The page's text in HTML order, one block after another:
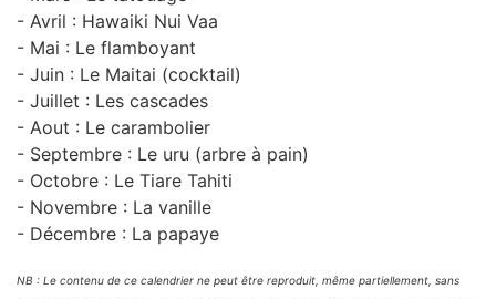
- Avril : Hawaiki Nui Vaa
- Mai : Le flamboyant
- Juin : Le Maitai (cocktail)
- Juillet : Les cascades
- Aout : Le carambolier
- Septembre : Le uru (arbre à pain)
- Octobre : Le Tiare Tahiti
- Novembre : La vanille
- Décembre : La papaye
NB : Le contenu de ce calendrier ne peut être reproduit, même partiellement, sans